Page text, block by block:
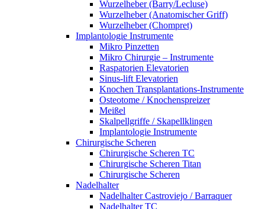
Wurzelheber (Barry/Lecluse)
Wurzelheber (Anatomischer Griff)
Wurzelheber (Chompret)
Implantologie Instrumente
Mikro Pinzetten
Mikro Chirurgie – Instrumente
Raspatorien Elevatorien
Sinus-lift Elevatorien
Knochen Transplantations-Instrumente
Osteotome / Knochenspreizer
Meißel
Skalpellgriffe / Skapellklingen
Implantologie Instrumente
Chirurgische Scheren
Chirurgische Scheren TC
Chirurgische Scheren Titan
Chirurgische Scheren
Nadelhalter
Nadelhalter Castroviejo / Barraquer
Nadelhalter TC